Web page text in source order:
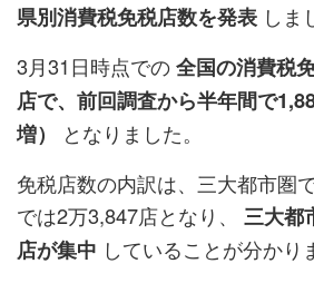
県別消費税免税店数を発表 しま
3月31日時点での全国の消費税
店で、前回調査から半年間で
増）
となりました。
免税店数の内訳は、三大都市圏
では2万3,847店となり、 三大都
店が集中 していることが分かり